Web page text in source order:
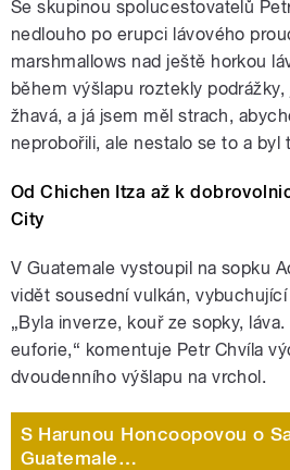
Se skupinou spolucestovatelů
nedlouho po erupci lávového
marshmallows nad ještě horkou
během výšlapu roztekly podrážky,
žhavá, a já jsem měl strach,
neprobořili, ale nestalo se to a byl
Od Chichen Itza až k
City
V Guatemale vystoupil na sopku
vidět sousední vulkán,
„Byla inverze, kouř ze sopky,
euforie,“ komentuje Petr Chvíla
dvoudenního výšlapu na vrchol.
S Harunou Honcoopovou o
Guatemale…